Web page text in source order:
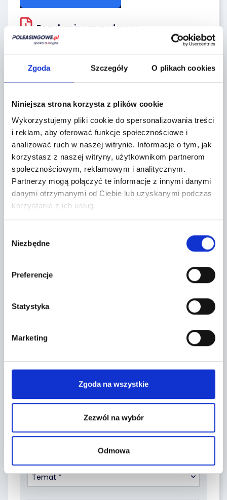
Zgoda Szczegóły O plikach cookies
Niniejsza strona korzysta z plików cookie
Wykorzystujemy pliki cookie do spersonalizowania treści
i reklam, aby oferować funkcje społecznościowe i
analizować ruch w naszej witrynie. Informacje o tym, jak
korzystasz z naszej witryny, użytkownikom partnerom
społecznościowym, reklamowym i analitycznym.
Partnerzy mogą połączyć te informacje z innymi danymi
danymi otrzymanymi od Ciebie lub uzyskanymi podczas
korzystania z ich usług.
zgody
Niezbędne
Preferencje
Statystyka
Marketing
Zgoda na wszystkie
Zezwól na wybór
Odmowa
Regulaminy sprzedawcy
Lokalizacja:
Ul Lipowa 2
+
−
contributors
FORMULARZ KONTAKTOWY
Temat *